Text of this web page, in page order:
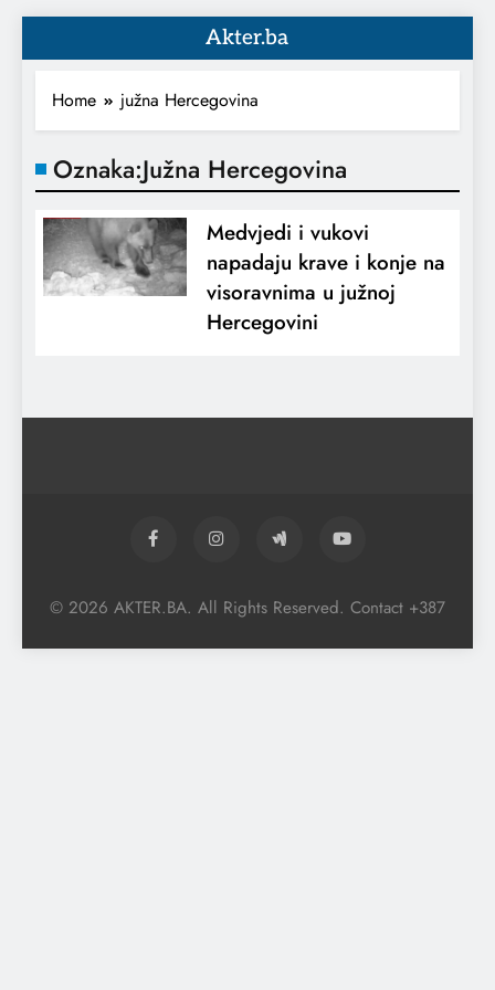
Akter.ba
Home južna Hercegovina
Oznaka:Južna Hercegovina
Medvjedi i vukovi
napadaju krave i konje na
visoravnima u južnoj
Hercegovini
© 2026 AKTER.BA. All Rights Reserved. Contact +387